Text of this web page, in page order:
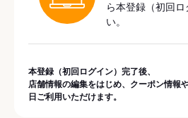
ら本登録（初回
い。
本登録（初回ログイン）完了後、
店舗情報の編集をはじめ、クーポン情報
日ご利用いただけます。